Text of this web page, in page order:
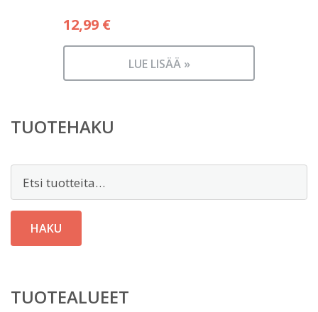
12,99 €
LUE LISÄÄ »
TUOTEHAKU
HAKU
TUOTEALUEET